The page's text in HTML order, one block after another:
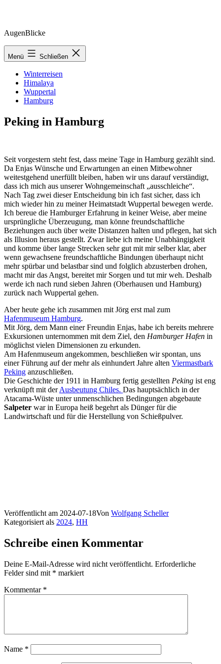
Zum
springen
AugenBlicke
Menü Schließen
Winterreisen
Himalaya
Wuppertal
Hamburg
Peking in Hamburg
Seit vorgestern steht fest, dass meine Tage in Hamburg gezählt sind.
Da Enjas Wünsche und Erwartungen an einen Mitbewohner
weitestgehend unerfüllt bleiben, haben wir uns darauf verständigt,
dass ich mich aus unserer Wohngemeinschaft „ausschleiche“.
Nach Tag zwei dieser Entscheidung bin ich fast sicher, dass ich
mich wieder hin zu meiner Heimatstadt Wuppertal bewegen werde.
Ich bereue die Hamburger Erfahrung in keiner Weise, aber meine
ursprüngliche Überzeugung, man könne freundschaftliche
Beziehungen auch über weite Distanzen halten und pflegen, hat sich
als Illusion heraus gestellt. Zwar liebe ich meine Unabhängigkeit
und komme über lange Strecken sehr gut mit mir selber klar, aber
wenn gewachsene freundschaftliche Bindungen überhaupt nicht
mehr spürbar und belastbar sind und folglich abzusterben drohen,
macht mir das Angst, bereitet mir Sorgen und tut mir weh. Deshalb
werde ich nach rund sieben Jahren (Oberhausen und Hamburg)
zurück nach Wuppertal gehen.
Aber heute gehe ich zusammen mit Jörg erst mal zum
Hafenmuseum Hamburg.
Mit Jörg, dem Mann einer Freundin Enjas, habe ich bereits mehrere
Exkursionen unternommen mit dem Ziel, den Hamburger Hafen in
möglichst vielen Dimensionen zu erkunden.
Am Hafenmuseum angekommen, beschließen wir spontan, uns
einer Führung auf der mehr als einhundert Jahre alten Viermastbark
Peking anzuschließen.
Die Geschichte der 1911 in Hamburg fertig gestellten Peking ist eng
verknüpft mit derAusbeutung Chiles. Das hauptsächlich in der
Atacama-Wüste unter unmenschlichen Bedingungen abgebaute
Salpeter war in Europa heiß begehrt als Dünger für die
Landwirtschaft und für die Herstellung von Schießpulver.
Veröffentlicht am 2024-07-18Von Wolfgang Scheller
Kategorisiert als 2024, HH
Schreibe einen Kommentar
Deine E-Mail-Adresse wird nicht veröffentlicht. Erforderliche
Felder sind mit * markiert
Kommentar *
Name *